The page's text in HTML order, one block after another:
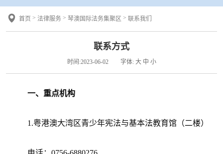
首页 > 法律服务 > 琴澳国际法务集聚区 > 联系我们
联系方式
时间:2023-06-02 字体: 大 中 小
一、重点机构
1.粤港澳大湾区青少年宪法与基本法教育馆（二楼）